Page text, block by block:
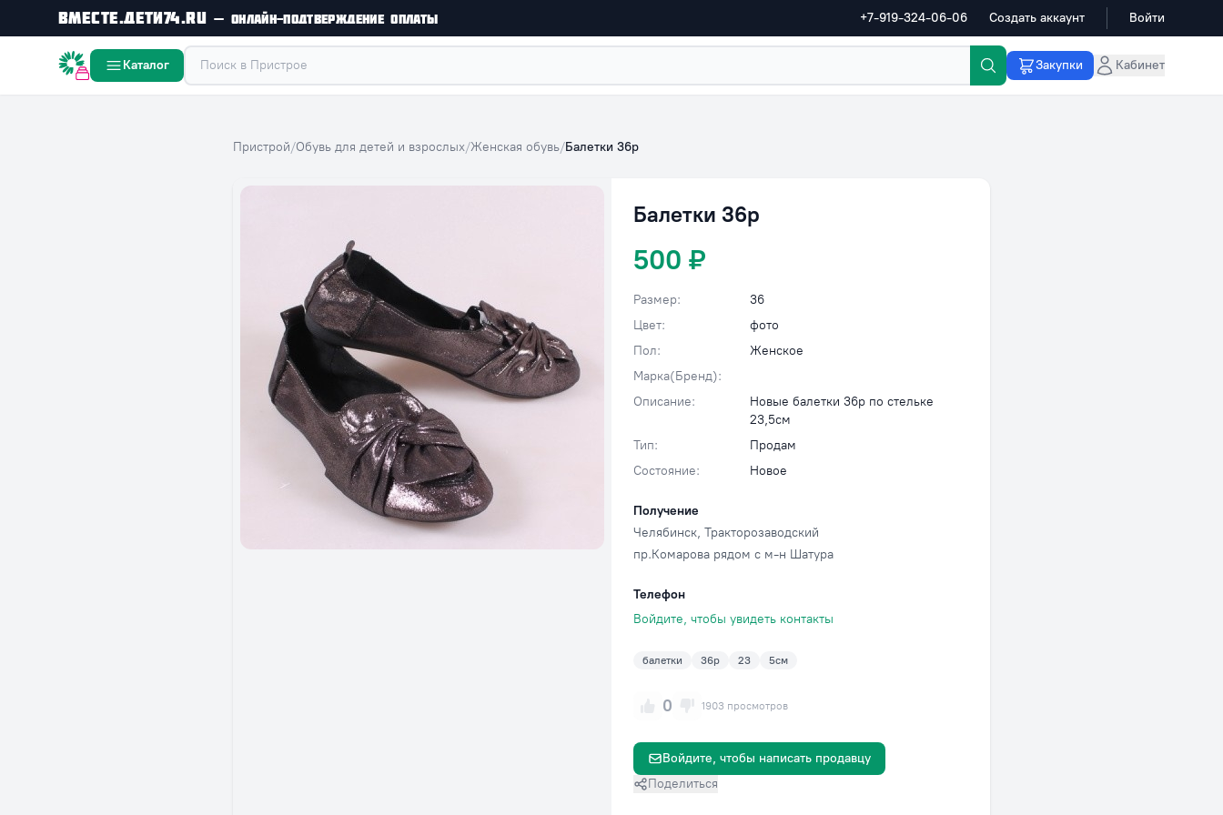
Вместе.Дети74.ru — онлайн-подтверждение оплаты +7-919-324-06-06 Создать аккаунт Войти
Вместе дешевле
Каталог Закупки Кабинет
Пристрой/Обувь для детей и взрослых/Женская обувь/Балетки 36р
Балетки 36р
500 ₽
Размер:
36
Цвет:
фото
Пол:
Женское
Марка(Бренд):
Описание:
Новые балетки 36р по стельке
23,5см
Тип:
Продам
Состояние:
Новое
Получение
Челябинск, Тракторозаводский
пр.Комарова рядом с м-н Шатура
Телефон
Войдите, чтобы увидеть контакты
балетки 36р 23 5см
0 1903 просмотров
Поделиться
Войдите, чтобы написать продавцу